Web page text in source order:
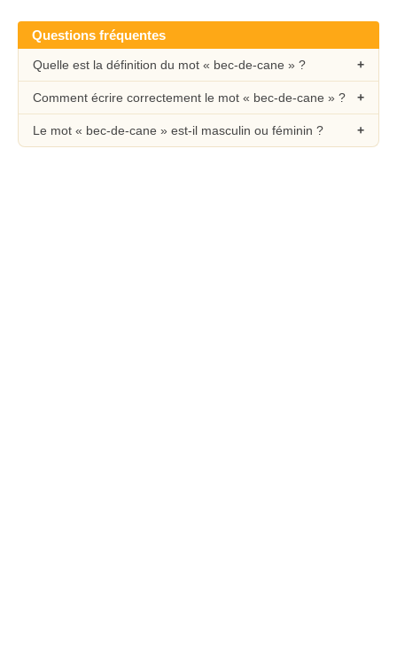
Questions fréquentes
Quelle est la définition du mot « bec-de-cane » ?
Comment écrire correctement le mot « bec-de-cane » ?
Le mot « bec-de-cane » est-il masculin ou féminin ?